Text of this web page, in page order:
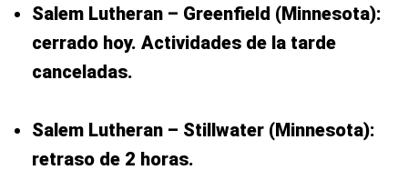
Salem Lutheran – Greenfield (Minnesota):
cerrado hoy. Actividades de la tarde
canceladas.
Salem Lutheran – Stillwater (Minnesota):
retraso de 2 horas.